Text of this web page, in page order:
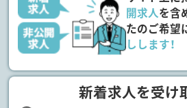
開求人を含
たのご希望
しします！
新着求人を受け